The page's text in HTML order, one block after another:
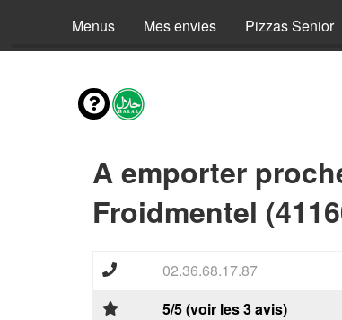
Menus Mes envies Pizzas Senior
A emporter
Froidmentel
02.36.68.17.87
5/5 (voir les 3 avis)